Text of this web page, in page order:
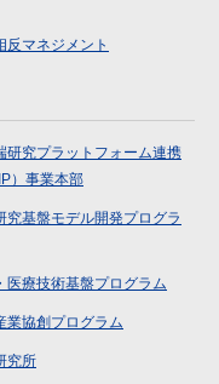
反マネジメント
研究プラットフォーム連携
）事業本部
究基盤モデル開発プログラ
医療技術基盤プログラム
業協創プログラム
究所